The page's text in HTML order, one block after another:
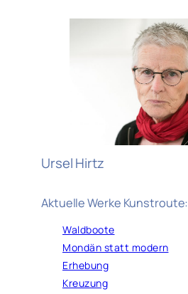
Ursel Hirtz
Aktuelle Werke Kunstroute:
Waldboote
Mondän statt modern
Erhebung
Kreuzung